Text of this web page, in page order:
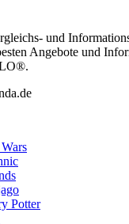
und
Angebote und
Potter